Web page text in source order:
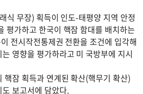
식 무장) 획득이 인도-태평양 지역 안정
평가하고 한국이 핵잠 함대를 배치하는
전시작전통제권 전환을 조건에 입각해
영향을 평가하라고 미 국방부에 지시
핵잠 획득과 연계된 확산(핵무기 확산)
보고서에 담았다.